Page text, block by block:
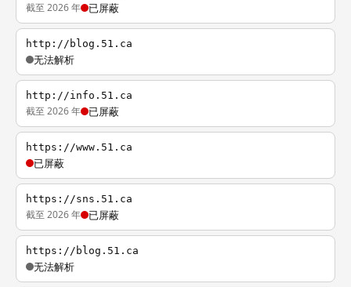
截至 2026 年 已屏蔽
http://blog.51.ca
无法解析
http://info.51.ca
截至 2026 年 已屏蔽
https://www.51.ca
已屏蔽
https://sns.51.ca
截至 2026 年 已屏蔽
https://blog.51.ca
无法解析